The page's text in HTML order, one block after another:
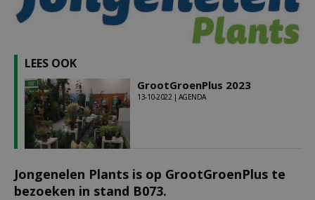
LEES OOK
GrootGroenPlus 2023
13-10-2022 | AGENDA
Jongenelen Plants is op GrootGroenPlus te
bezoeken in stand B073.